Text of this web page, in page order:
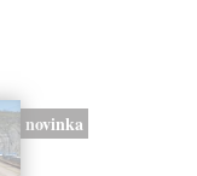
novinka